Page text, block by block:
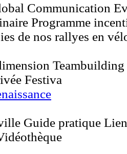
Communication
Programme
de nos rallyes en
Teambuilding
Festiva
Guide pratique